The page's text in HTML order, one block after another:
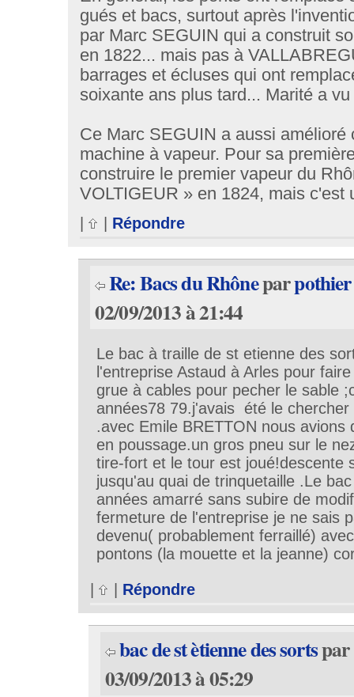
gués et bacs, surtout après
par Marc SEGUIN qui a construit
en 1822... mais pas à
barrages et écluses qui ont
soixante ans plus tard... Marité a
Ce Marc SEGUIN a aussi amélioré
machine à vapeur. Pour sa
construire le premier vapeur du
VOLTIGEUR » en 1824, mais c'est
| | Répondre
Re: Bacs du Rhôneparpothier
02/09/2013 à 21:44
Le bac à traille de st etienne des
l'entreprise Astaud à Arles pour
grue à cables pour pecher le sable
années78 79.j'avais été le chercher
.avec Emile BRETTON nous
en poussage.un gros pneu sur le
tire-fort et le tour est joué!descente
jusqu'au quai de trinquetaille .Le
années amarré sans subire de
fermeture de l'entreprise je ne sais
devenu( probablement ferraillé)
pontons (la mouette et la jeanne)
Répondre
bac de st ètienne des sortspar
03/09/2013 à 05:29